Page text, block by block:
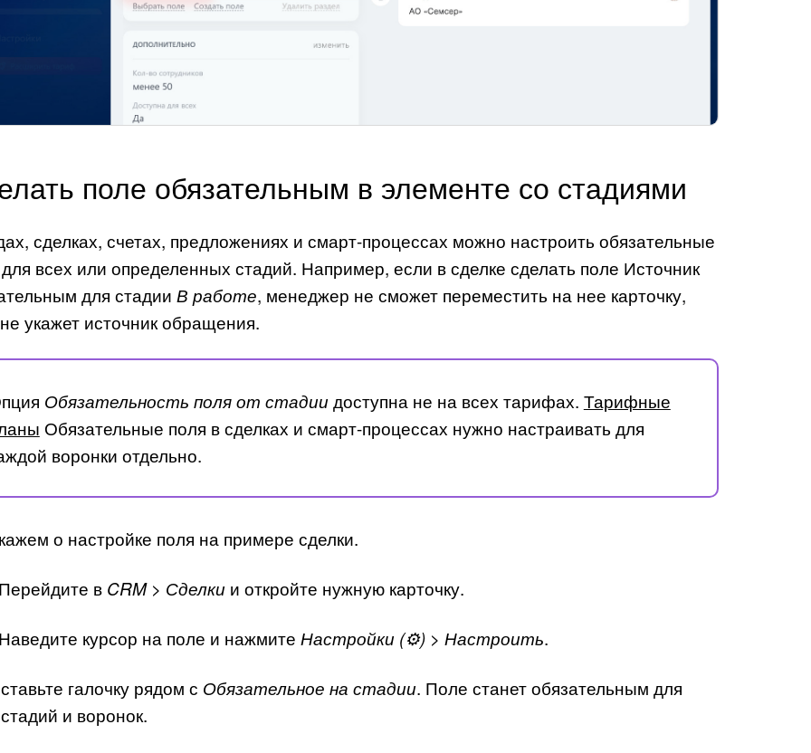
поле обязательным в элементе со стадиями
сделках, счетах, предложениях и смарт-процессах можно настроить обязательные
всех или определенных стадий. Например, если в сделке сделать поле Источник
для стадии В работе, менеджер не сможет переместить на нее карточку,
укажет источник обращения.
Обязательность поля от стадии доступна не на всех тарифах. Тарифные
Обязательные поля в сделках и смарт-процессах нужно настраивать для
воронки отдельно.
о настройке поля на примере сделки.
в CRM > Сделки и откройте нужную карточку.
курсор на поле и нажмите Настройки (⚙️) > Настроить.
галочку рядом с Обязательное на стадии. Поле станет обязательным для
и воронок.